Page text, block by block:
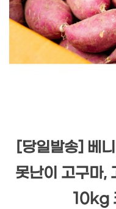
[당일발송] 베
못난이 고구마,
10kg